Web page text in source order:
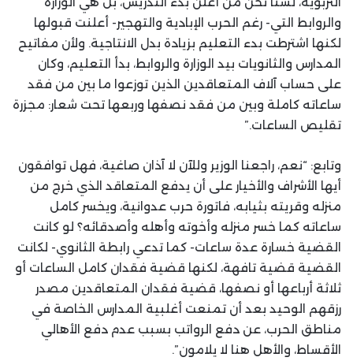
والروابط التي- رغم الحرب الإبادية والتهجير- أعلنت قبولها
لكنها اشترطت بدء التعليم بزيادة بدل الانتاجية. ولأن مفاتيح
المدارس والثانويات بيد الوزارة والروابط، بدأ التعليم، وكان
على حساب آلاف المتعاقدين الذين توزعوا ما بين من فقد
ساعاته كاملة وبين من فقد نصفها وربعها تحت شعار: مجزرة
تقليص الساعات.”
وتابع: “نعم، راجعنا الوزير وللآن لا آذان صاغية، فهل توافقون
أيها الأشراف والأخيار على أن يدفع المتعاقد الذي خرج من
منزله وقريته بثيابه، فاتورة حرب عدوانية، ويخسر كامل
ساعاته كما خسر منزله وأخوته وأهله وأصدقائه؟ لو كانت
القضية خسارة عدة ساعات- كما تدعي رابطة الثانوي- لكانت
القضية قضية تافهة، لكنها قضية فقدان كامل الساعات أو
ثلاثة أرباعها أو نصفها، قضية فقدان المتعاقدين مصدر
رزقهم الوحيد بعد أن تمنعت أغلبية المدارس الخاصة في
مناطق الحرب، عن دفع الرواتب بسبب عدم دفع الأهالي
الأقساط، والأهل هنا لا يلامون”.